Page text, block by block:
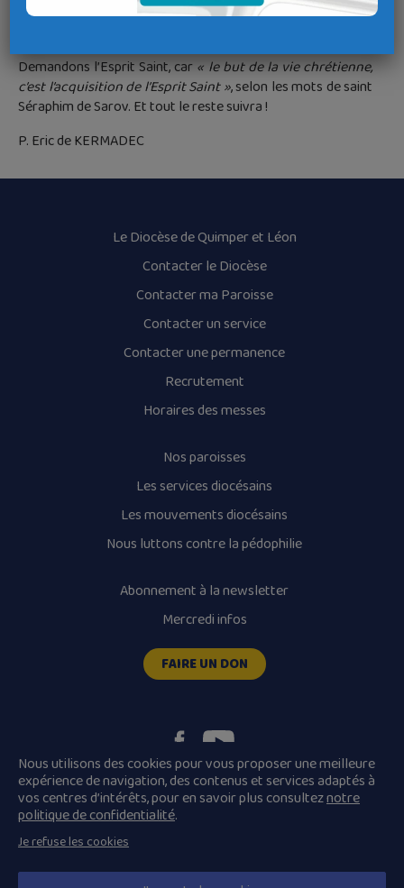
temps de prière et d’invocation de l’Esprit Saint : 10 fois, 100
Demandons l’Esprit Saint, car« le but de la vie chrétienne,
c’est l’acquisition de l’Esprit Saint », selon les mots de saint
Séraphim de Sarov. Et tout le reste suivra !
P. Eric de KERMADEC
Le Diocèse de Quimper et Léon
Contacter le Diocèse
Contacter ma Paroisse
Contacter un service
Contacter une permanence
Recrutement
Horaires des messes
Nos paroisses
Les services diocésains
Les mouvements diocésains
Nous luttons contre la pédophilie
Abonnement à la newsletter
Mercredi infos
FAIRE UN DON
Plan du site
Mentions légales
Conditions Générales de Vente
Nous utilisons des cookies pour vous proposer une meilleure
expérience de navigation, des contenus et services adaptés à
vos centres d’intérêts, pour en savoir plus consulteznotre
politique de confidentialité.
Je refuse les cookies